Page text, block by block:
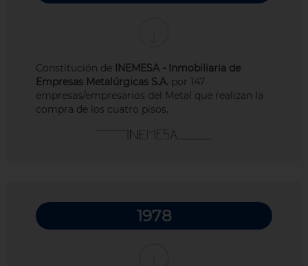
Constitución de
INEMESA - Inmobiliaria de
Empresas Metalúrgicas S.A.por 147
empresas/empresarios del Metal que realizan la
compra de los cuatro pisos.
1978